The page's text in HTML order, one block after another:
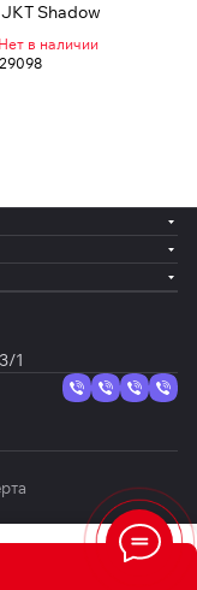
Shadow
Нет в наличии
1